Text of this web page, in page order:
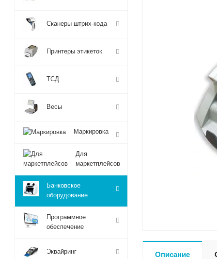
Описание
Сканеры штрих-кода
Принтеры этикеток
ТСД
Весы
Маркировка
Для
маркетплейсов
Банковское
оборудование
Программное
обеспечение
Эквайринг